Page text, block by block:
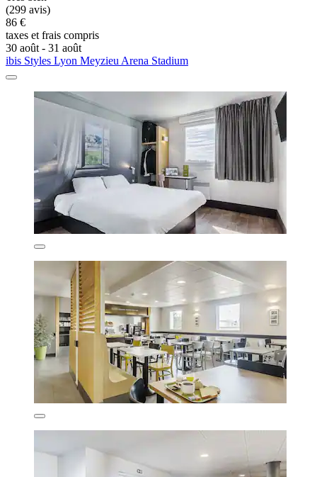
(299 avis)
86 €
taxes et frais compris
30 août - 31 août
ibis Styles Lyon Meyzieu Arena Stadium